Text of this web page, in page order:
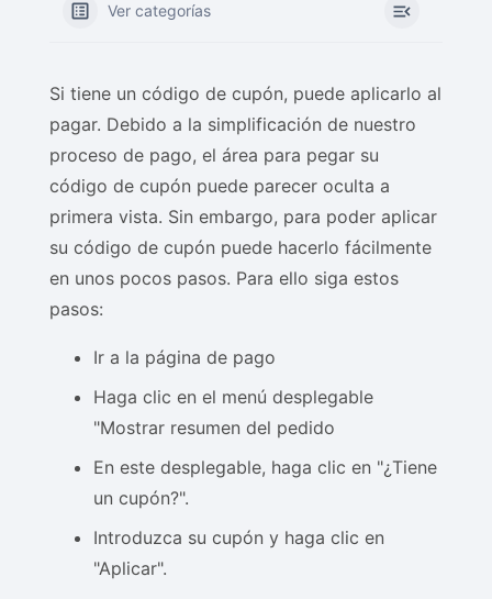
Ver categorías
Si tiene un código de cupón, puede aplicarlo al
pagar. Debido a la simplificación de nuestro
proceso de pago, el área para pegar su
código de cupón puede parecer oculta a
primera vista. Sin embargo, para poder aplicar
su código de cupón puede hacerlo fácilmente
en unos pocos pasos. Para ello siga estos
pasos:
Ir a la página de pago
Haga clic en el menú desplegable
"Mostrar resumen del pedido
En este desplegable, haga clic en "¿Tiene
un cupón?".
Introduzca su cupón y haga clic en
"Aplicar".